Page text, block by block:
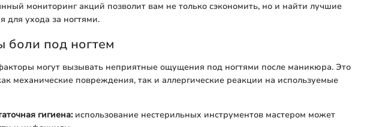
мониторинг акций позволит вам не только сэкономить, но и найти лучшие
для ухода за ногтями.
боли под ногтем
могут вызывать неприятные ощущения под ногтями после маникюра. Это
механические повреждения, так и аллергические реакции на используемые
гигиена:использование нестерильных инструментов мастером может